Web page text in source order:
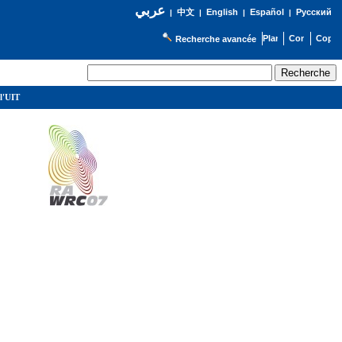
عربي| 中文| English | Español | Русский
Recherche avancée
l'UIT